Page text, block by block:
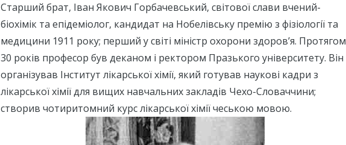
Старший брат, Іван Якович Горбачевський, світової слави вчений-
біохімік та епідеміолог, кандидат на Нобелівську премію з фізіології та
медицини 1911 року; перший у світі міністр охорони здоров’я. Протягом
30 років професор був деканом і ректором Празького університету. Він
організував Інститут лікарської хімії, який готував наукові кадри з
лікарської хімії для вищих навчальних закладів Чехо-Словаччини;
створив чотиритомний курс лікарської хімії чеською мовою.